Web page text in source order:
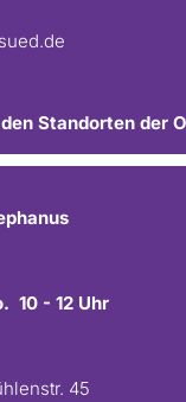
Standorten der
10 - 12 Uhr
45